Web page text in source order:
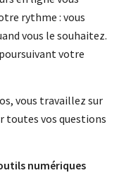
rythme : vous
vous le souhaitez.
votre
vous travaillez sur
toutes vos questions
numériques